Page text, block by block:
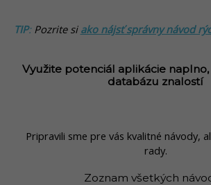
TIP: Pozrite si ako nájsť správny návod
Využite potenciál aplikácie naplno,
databázu znalostí
Pripravili sme pre vás kvalitné návody,
rady.
Zoznam všetkých